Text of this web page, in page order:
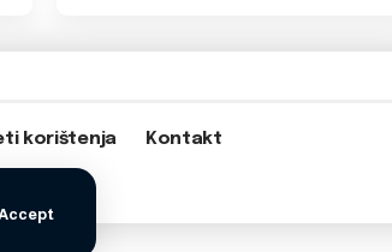
korištenja Kontakt